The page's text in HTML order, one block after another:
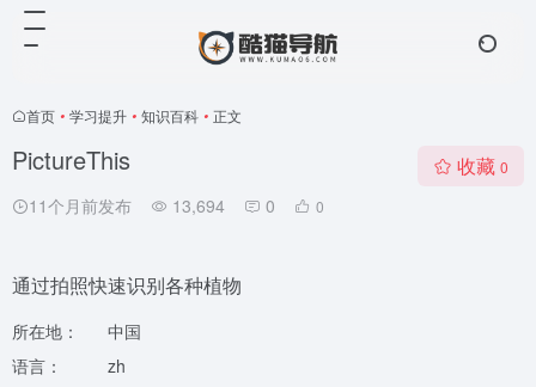
首页 • 学习提升 • 知识百科 • 正文
PictureThis
11个月前发布 13,694 0 0
收藏 0
通过拍照快速识别各种植物
所在地：
中国
语言：
zh